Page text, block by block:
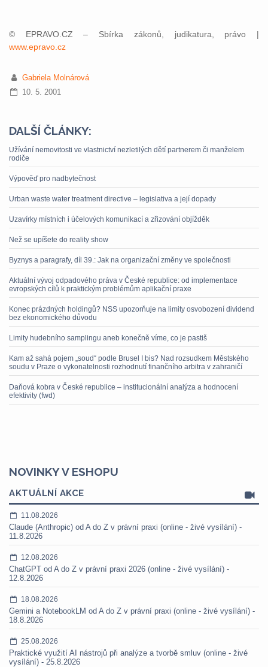
© EPRAVO.CZ – Sbírka zákonů, judikatura, právo |
www.epravo.cz
Gabriela Molnárová
10. 5. 2001
DALŠÍ ČLÁNKY:
Užívání nemovitosti ve vlastnictví nezletilých dětí partnerem či manželem
rodiče
Výpověď pro nadbytečnost
Urban waste water treatment directive – legislativa a její dopady
Uzavírky místních i účelových komunikací a zřizování objížděk
Než se upíšete do reality show
Byznys a paragrafy, díl 39.: Jak na organizační změny ve společnosti
Aktuální vývoj odpadového práva v České republice: od implementace
evropských cílů k praktickým problémům aplikační praxe
Konec prázdných holdingů? NSS upozorňuje na limity osvobození dividend
bez ekonomického důvodu
Limity hudebního samplingu aneb konečně víme, co je pastiš
Kam až sahá pojem „soud“ podle Brusel I bis? Nad rozsudkem Městského
soudu v Praze o vykonatelnosti rozhodnutí finančního arbitra v zahraničí
Daňová kobra v České republice – institucionální analýza a hodnocení
efektivity (fwd)
NOVINKY V ESHOPU
AKTUÁLNÍ AKCE
11.08.2026
Claude (Anthropic) od A do Z v právní praxi (online - živé vysílání) -
11.8.2026
12.08.2026
ChatGPT od A do Z v právní praxi 2026 (online - živé vysílání) -
12.8.2026
18.08.2026
Gemini a NotebookLM od A do Z v právní praxi (online - živé vysílání) -
18.8.2026
25.08.2026
Praktické využití AI nástrojů při analýze a tvorbě smluv (online - živé
vysílání) - 25.8.2026